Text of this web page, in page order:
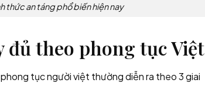
thức an táng phổ biến hiện nay
theo phong tục Việt
tục người việt thường diễn ra theo 3 giai